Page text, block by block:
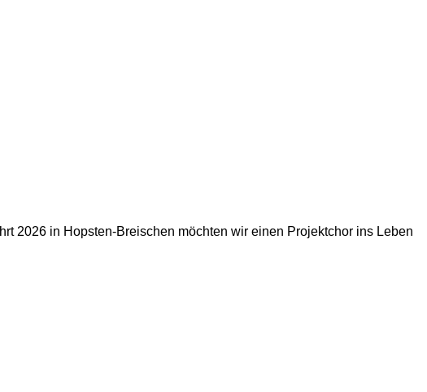
2026 in Hopsten-Breischen möchten wir einen Projektchor ins Leben